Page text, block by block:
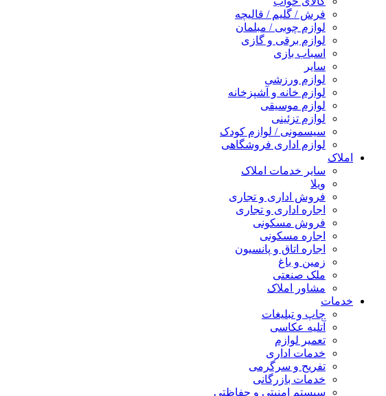
فرش / گلیم / قالیچه
لوازم چوبی / مبلمان
لوازم برقی و گازی
اسباب بازی
سایر
لوازم ورزشی
لوازم خانه و آشپزخانه
لوازم موسیقی
لوازم تزئینی
سیسمونی / لوازم کودک
لوازم اداری فروشگاهی
املاک
سایر خدمات املاک
ویلا
فروش اداری و تجاری
اجاره اداری و تجاری
فروش مسکونی
اجاره مسکونی
اجاره اتاق و پانسیون
زمین و باغ
ملک صنعتی
مشاور املاک
خدمات
چاپ و تبلیغات
آتلیه عکاسی
تعمیر لوازم
خدمات اداری
تفریح و سرگرمی
خدمات بازرگانی
سیستم امنیتی و حفاظتی